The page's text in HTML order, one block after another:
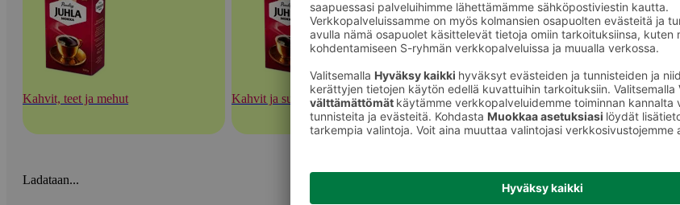
Kahvit, teet ja mehut Kahvit ja suodatinpaperit Tummapaahtoiset kahvipavut
Ladataan...